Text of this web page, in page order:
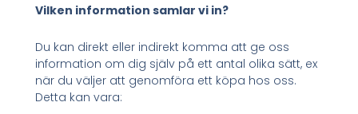
Vilken information samlar vi in?
Du kan direkt eller indirekt komma att ge oss
information om dig själv på ett antal olika sätt, ex
när du väljer att genomföra ett köpa hos oss.
Detta kan vara: